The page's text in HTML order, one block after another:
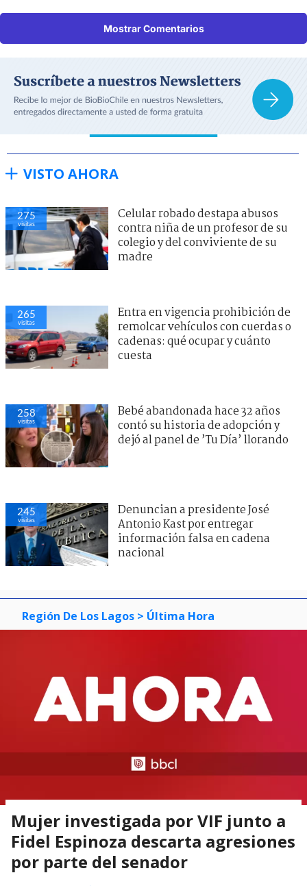
Mostrar Comentarios
VISTO AHORA
275
visitas
Celular robado destapa abusos
contra niña de un profesor de su
colegio y del conviviente de su
madre
265
visitas
Entra en vigencia prohibición de
remolcar vehículos con cuerdas o
cadenas: qué ocupar y cuánto
cuesta
258
visitas
Bebé abandonada hace 32 años
contó su historia de adopción y
dejó al panel de ’Tu Día’ llorando
245
visitas
Denuncian a presidente José
Antonio Kast por entregar
información falsa en cadena
nacional
Región De Los Lagos > Última Hora
Mujer investigada por VIF junto a
Fidel Espinoza descarta agresiones
por parte del senador